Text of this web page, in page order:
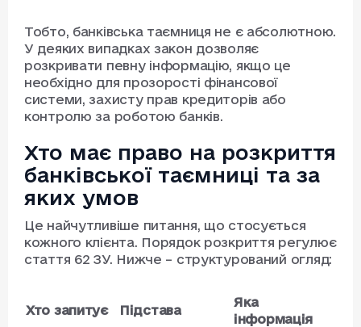
Тобто, банківська таємниця не є абсолютною.
У деяких випадках закон дозволяє
розкривати певну інформацію, якщо це
необхідно для прозорості фінансової
системи, захисту прав кредиторів або
контролю за роботою банків.
Хто має право на розкриття
банківської таємниці та за
яких умов
Це найчутливіше питання, що стосується
кожного клієнта. Порядок розкриття регулює
стаття 62 ЗУ. Нижче – структурований огляд:
Хто запитує Підстава
Яка
інформація